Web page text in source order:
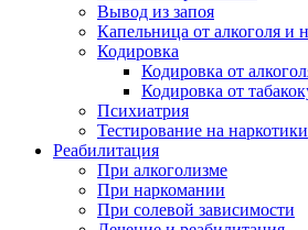
Вывод из запоя
Капельница от алкоголя и
Кодировка
Кодировка от
Кодировка от
Психиатрия
Тестирование на наркотики
Реабилитация
При алкоголизме
При наркомании
При солевой зависимости